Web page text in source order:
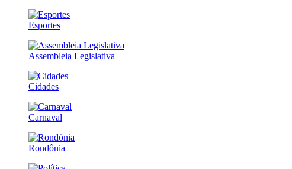
Esportes
Assembleia Legislativa
Cidades
Carnaval
Rondônia